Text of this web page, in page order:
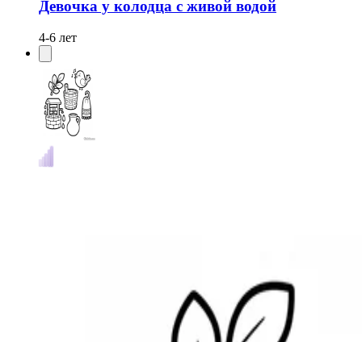
Девочка у колодца с живой водой
4-6 лет